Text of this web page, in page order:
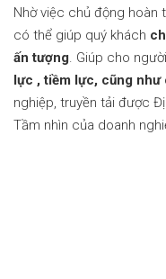
Nhờ việc chủ động hoàn
có thể giúp quý khách
ấn tượng. Giúp cho
lực , tiềm lực, cũng như
nghiệp, truyền tải được
Tầm nhìn của doanh